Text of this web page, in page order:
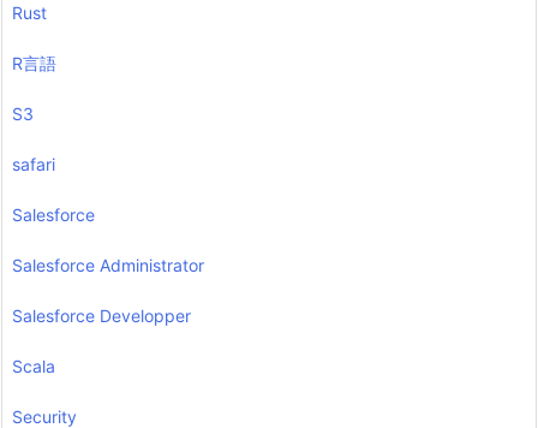
Rust
R言語
S3
safari
Salesforce
Salesforce Administrator
Salesforce Developper
Scala
Security